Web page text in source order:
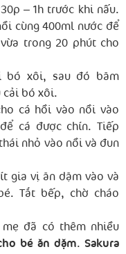
– 1h trước khi nấu.
cùng 400ml nước để
trong 20 phút cho
bó xôi, sau đó băm
cải bó xôi.
cá hồi vào nồi vào
cá được chín. Tiếp
nhỏ vào nồi và đun
gia vị ăn dặm vào và
Tắt bếp, chờ cháo
đã có thêm nhiều
bé ăn dặm.Sakura